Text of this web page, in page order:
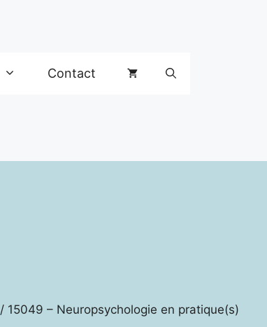
Contact
/ 15049 – Neuropsychologie en pratique(s)